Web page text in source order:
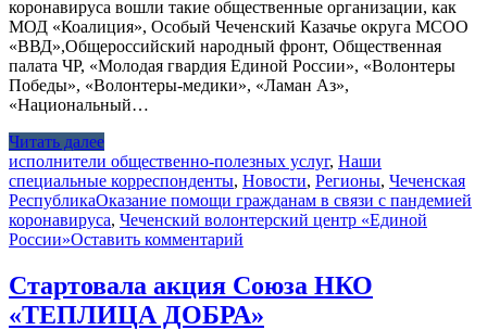
коронавируса вошли такие общественные организации, как
МОД «Коалиция», Особый Чеченский Казачье округа МСОО
«ВВД»,Общероссийский народный фронт, Общественная
палата ЧР, «Молодая гвардия Единой России», «Волонтеры
Победы», «Волонтеры-медики», «Ламан Аз»,
«Национальный…
Читать далее
исполнители общественно-полезных услуг, Наши
специальные корреспонденты, Новости, Регионы, Чеченская
РеспубликаОказание помощи гражданам в связи с пандемией
коронавируса, Чеченский волонтерский центр «Единой
России»Оставить комментарий
Стартовала акция Союза НКО
«ТЕПЛИЦА ДОБРА»